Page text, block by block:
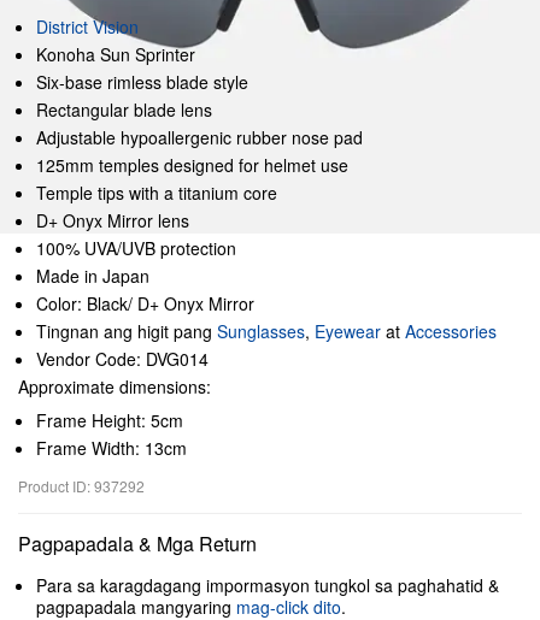
District Vision
Konoha Sun Sprinter
Six-base rimless blade style
Rectangular blade lens
Adjustable hypoallergenic rubber nose pad
125mm temples designed for helmet use
Temple tips with a titanium core
D+ Onyx Mirror lens
100% UVA/UVB protection
Made in Japan
Color: Black/ D+ Onyx Mirror
Tingnan ang higit pang Sunglasses, Eyewear at Accessories
Vendor Code: DVG014
Approximate dimensions:
Frame Height: 5cm
Frame Width: 13cm
Product ID: 937292
Pagpapadala & Mga Return
Para sa karagdagang impormasyon tungkol sa paghahatid &
pagpapadala mangyaring mag-click dito.